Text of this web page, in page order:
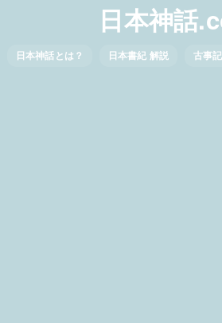
日本神話
日本神話とは？ 日本書紀 解説 古事